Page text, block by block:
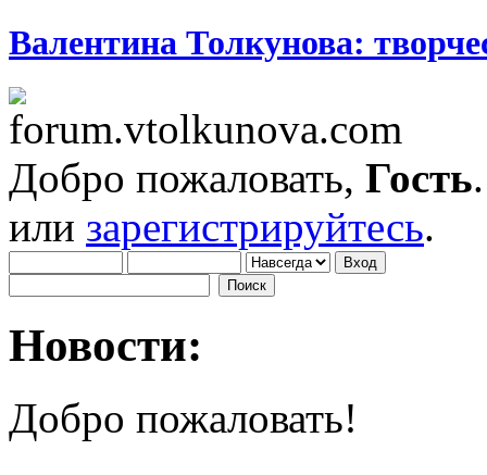
Валентина Толкунова:
Добро пожаловать, Гость
или зарегистрируйтесь.
Новости:
Добро пожаловать!